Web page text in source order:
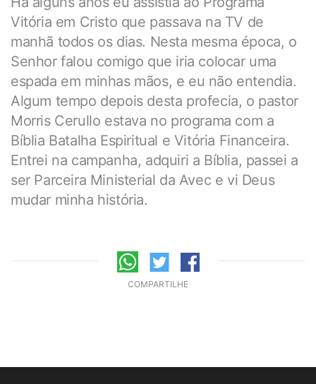
Vitória em Cristo que passava na TV de
manhã todos os dias. Nesta mesma época, o
Senhor falou comigo que iria colocar uma
espada em minhas mãos, e eu não entendia.
Algum tempo depois desta profecia, o pastor
Morris Cerullo estava no programa com a
Bíblia Batalha Espiritual e Vitória Financeira.
Entrei na campanha, adquiri a Bíblia, passei a
ser Parceira Ministerial da Avec e vi Deus
mudar minha história.
COMPARTILHE